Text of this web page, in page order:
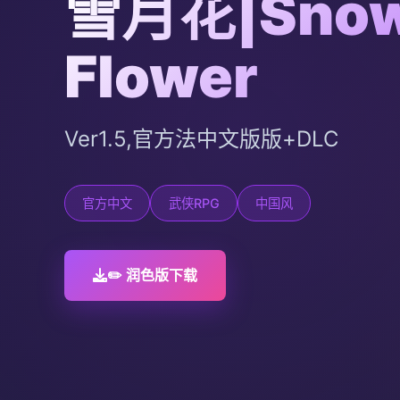
Flower
Ver1.5,官方法中文版版+DLC
官方中文 武侠RPG 中国风
✏️ 润色版下载